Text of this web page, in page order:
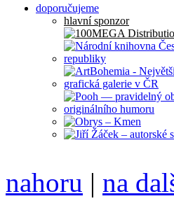
doporučujeme
hlavní sponzor
nahoru | na